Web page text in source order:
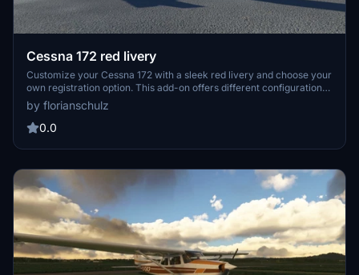
Cessna 172 red livery
Customize your Cessna 172 with a sleek red livery and choose your
own registration option. This add-on offers different configurations
including German registration with steam gauges or G1000, as well
as options without the flag for a personalized flying experience.
by florianschulz
0.0